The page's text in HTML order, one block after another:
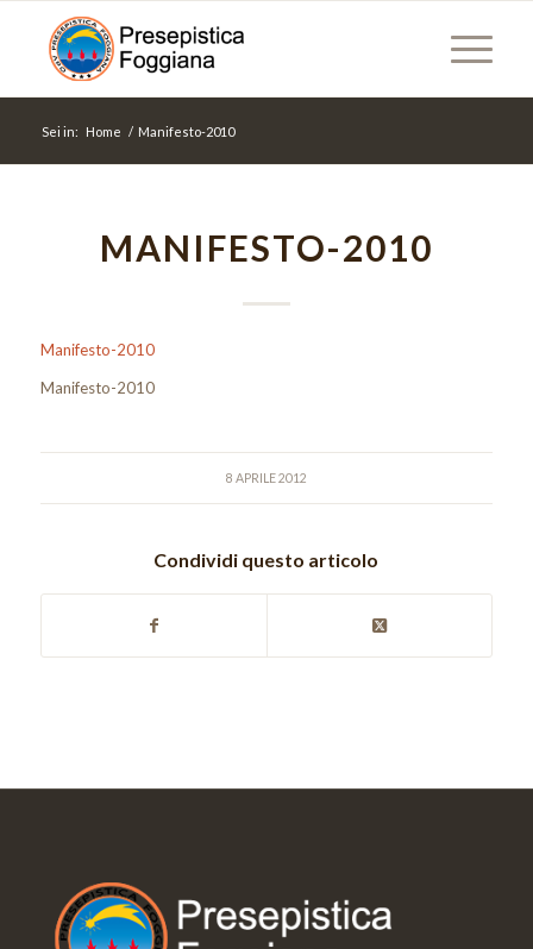
Sei in: Home / Manifesto-2010
MANIFESTO-2010
Manifesto-2010
Manifesto-2010
8 APRILE 2012
Condividi questo articolo